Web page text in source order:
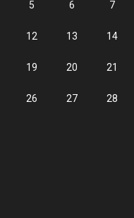
5 6 7
12 13 14
19 20 21
26 27 28